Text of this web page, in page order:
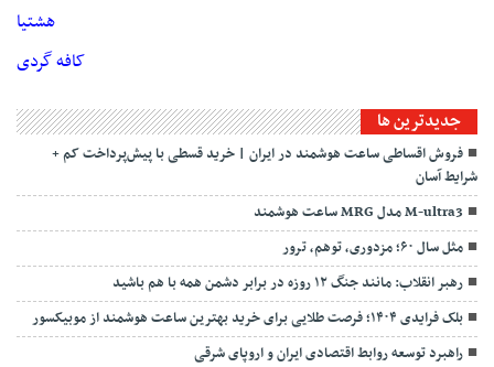
هشتیا
کافه گردی
جديدترين ها
فروش اقساطی ساعت هوشمند در ایران | خرید قسطی با پیش‌پرداخت کم +
شرایط آسان
ساعت هوشمند MRG مدل M-ultra3
مثل سال ۶۰؛ مزدوری، توهم، ترور
رهبر انقلاب: مانند جنگ ۱۲ روزه در برابر دشمن همه با هم باشید
بلک فرایدی ۱۴۰۴؛ فرصت طلایی برای خرید بهترین ساعت هوشمند از موبیکسور
راهبرد توسعه روابط اقتصادی ایران و اروپای شرقی